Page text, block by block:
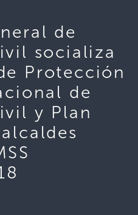
de
socializa
Protección
de
y Plan